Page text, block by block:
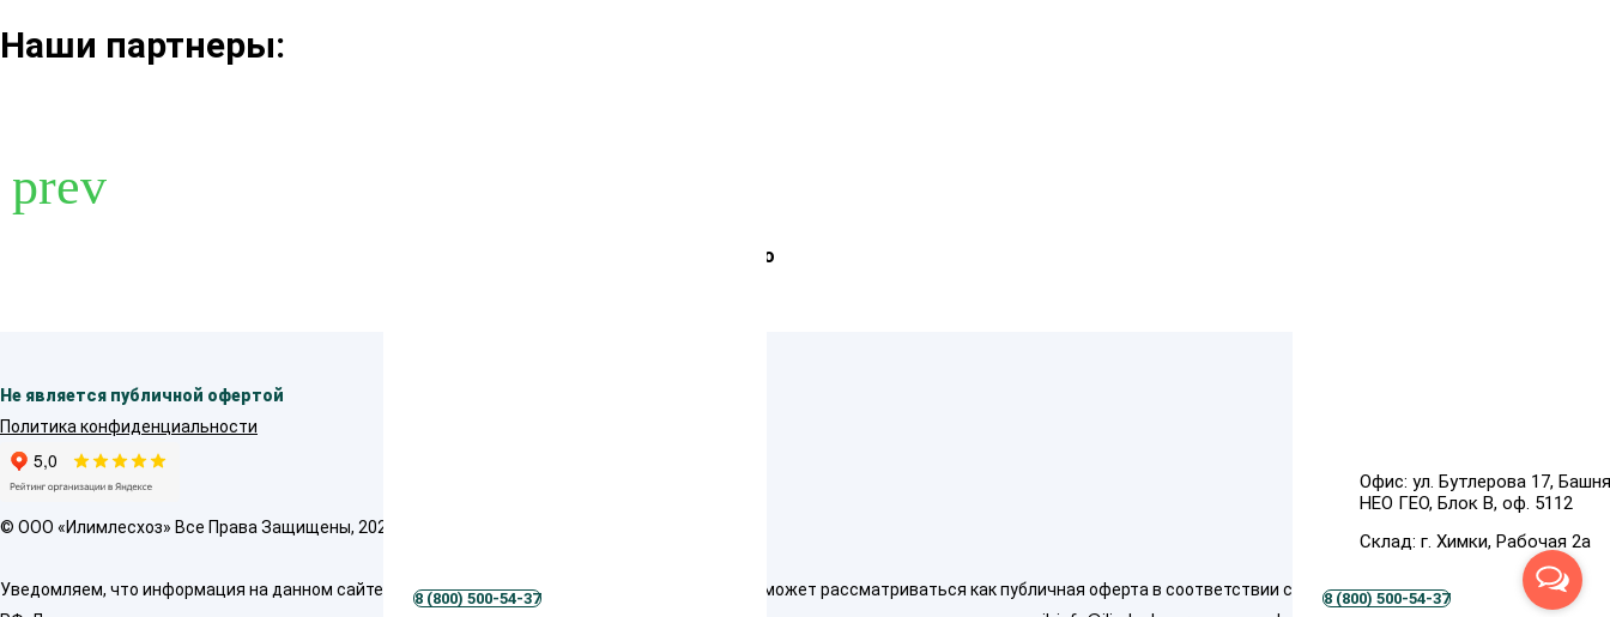
Офис: ул. Бутлерова 17, Башня
НЕО ГЕО, Блок В, оф. 5112
Склад: г. Химки, Рабочая 2а
8 (800) 500-54-37
8 (800) 500-54-37
Наши партнеры:
Лемана Про
Не является публичной офертой
Политика конфиденциальности
© OOO «Илимлесхоз» Все Права Защищены, 2026
Уведомляем, что информация на данном сайте предназначена только для ознакомления и не может рассматриваться как публичная оферта в соответствии со ст. 437 (п. 2) ГК